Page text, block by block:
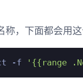
称，下面都会用
-f '{{range